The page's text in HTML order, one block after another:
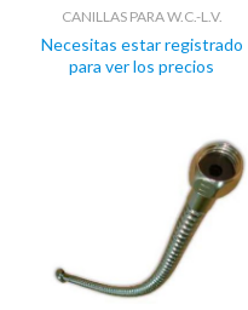
CANILLAS PARA W.C.-L.V.
Necesitas estar registrado
para ver los precios